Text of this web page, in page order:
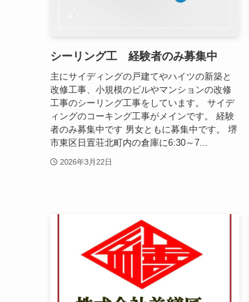
シーリング工 経験者のみ募集中
主にサイディングの戸建てやハイツの新築と
改修工事、小規模のビルやマンションの改修
工事のシーリング工事をしています。 サイデ
ィングのコーキング工事がメインです。 経験
者のみ募集中です 男女ともに募集中です。 堺
市東区日置荘北町内の倉庫に6:30～7...
2026年3月22日